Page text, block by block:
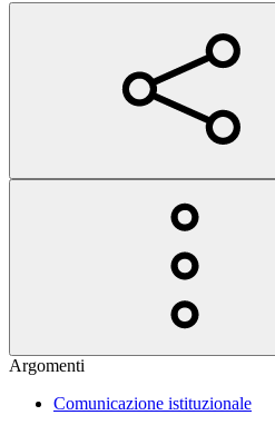
Argomenti
Comunicazione istituzionale